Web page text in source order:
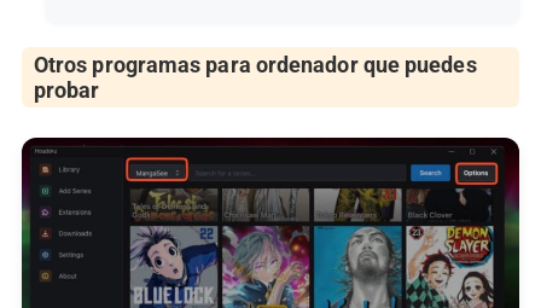
Otros programas para ordenador que puedes
probar